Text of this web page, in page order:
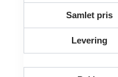
Samlet pris
Levering